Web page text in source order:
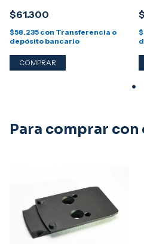
HUELLA RMSc
$61.300
$58.235 con Transferencia o
depósito bancario
Para comprar